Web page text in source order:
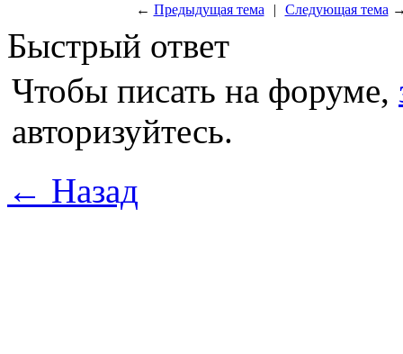
← Предыдущая тема | Следующая тема
Быстрый ответ
Чтобы писать на форуме,
авторизуйтесь.
← Назад